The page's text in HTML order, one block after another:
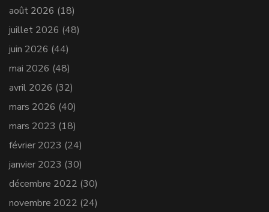
août 2026 (18)
juillet 2026 (48)
juin 2026 (44)
mai 2026 (48)
avril 2026 (32)
mars 2026 (40)
mars 2023 (18)
février 2023 (24)
janvier 2023 (30)
décembre 2022 (30)
novembre 2022 (24)